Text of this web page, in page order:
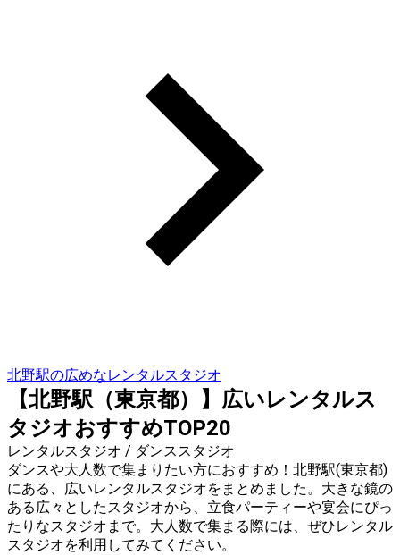
北野駅の広めなレンタルスタジオ
【北野駅（東京都）】広いレンタルス
タジオおすすめTOP20
レンタルスタジオ / ダンススタジオ
ダンスや大人数で集まりたい方におすすめ！北野駅(東京都)
にある、広いレンタルスタジオをまとめました。大きな鏡の
ある広々としたスタジオから、立食パーティーや宴会にぴっ
たりなスタジオまで。大人数で集まる際には、ぜひレンタル
スタジオを利用してみてください。